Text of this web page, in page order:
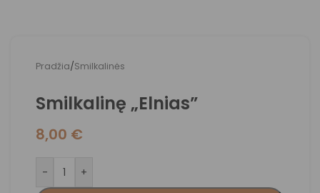
Pradžia/Smilkalinės
Smilkalinę „Elnias”
8,00 €
- +